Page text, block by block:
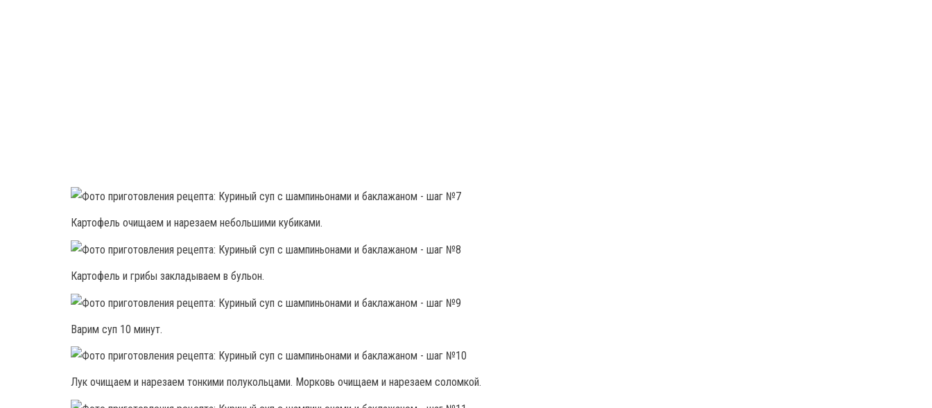
Картофель очищаем и нарезаем небольшими кубиками.
Картофель и грибы закладываем в бульон.
Варим суп 10 минут.
Лук очищаем и нарезаем тонкими полукольцами. Морковь очищаем и нарезаем соломкой.